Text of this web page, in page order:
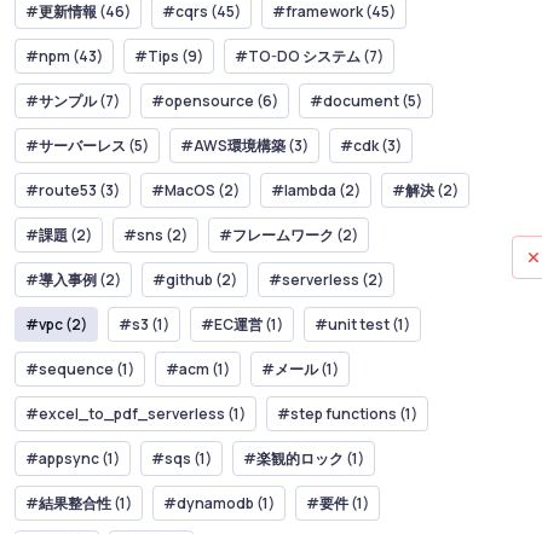
#更新情報 (46) #cqrs (45) #framework (45)
#npm (43) #Tips (9) #TO-DO システム (7)
#サンプル (7) #opensource (6) #document (5)
#サーバーレス (5) #AWS環境構築 (3) #cdk (3)
#route53 (3) #MacOS (2) #lambda (2) #解決 (2)
#課題 (2) #sns (2) #フレームワーク (2)
#導入事例 (2) #github (2) #serverless (2)
#vpc (2) #s3 (1) #EC運営 (1) #unit test (1)
#sequence (1) #acm (1) #メール (1)
#excel_to_pdf_serverless (1) #step functions (1)
#appsync (1) #sqs (1) #楽観的ロック (1)
#結果整合性 (1) #dynamodb (1) #要件 (1)